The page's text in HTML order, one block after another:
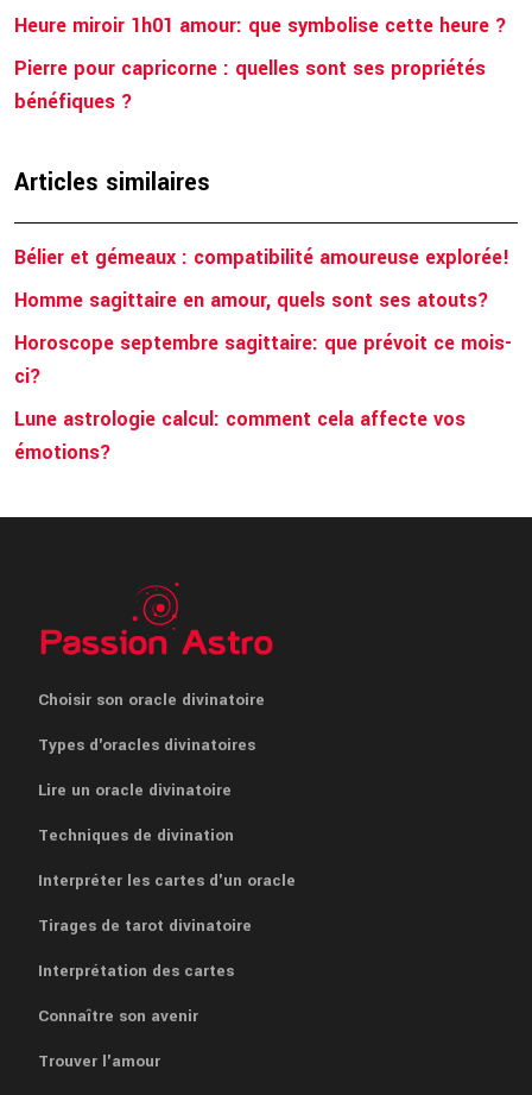
Heure miroir 1h01 amour: que symbolise cette heure ?
Pierre pour capricorne : quelles sont ses propriétés
bénéfiques ?
Articles similaires
Bélier et gémeaux : compatibilité amoureuse explorée!
Homme sagittaire en amour, quels sont ses atouts?
Horoscope septembre sagittaire: que prévoit ce mois-
ci?
Lune astrologie calcul: comment cela affecte vos
émotions?
Choisir son oracle divinatoire
Types d'oracles divinatoires
Lire un oracle divinatoire
Techniques de divination
Interpréter les cartes d'un oracle
Tirages de tarot divinatoire
Interprétation des cartes
Connaître son avenir
Trouver l'amour